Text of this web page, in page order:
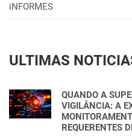
iNFORMES
ULTIMAS
QUANDO A
VIGILÂNCIA: A
REQUERENTES